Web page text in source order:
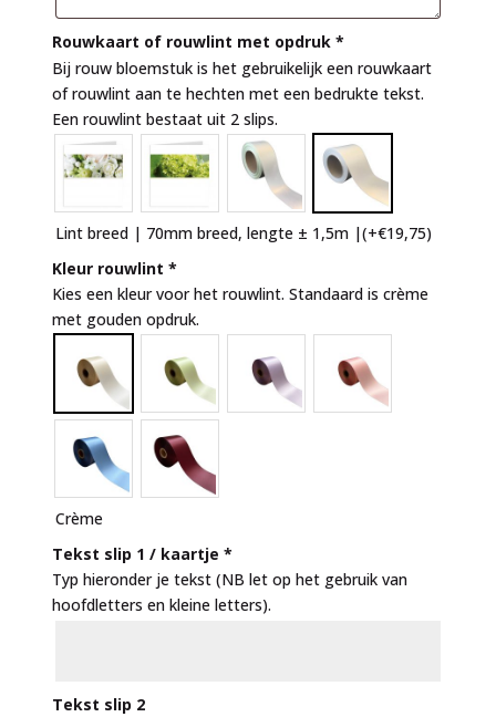
Rouwkaart of rouwlint met opdruk *
Bij rouw bloemstuk is het gebruikelijk een rouwkaart
of rouwlint aan te hechten met een bedrukte tekst.
Een rouwlint bestaat uit 2 slips.
Lint breed | 70mm breed, lengte ± 1,5m |(+€19,75)
Kleur rouwlint *
Kies een kleur voor het rouwlint. Standaard is crème
met gouden opdruk.
Crème
Tekst slip 1 / kaartje *
Typ hieronder je tekst (NB let op het gebruik van
hoofdletters en kleine letters).
Tekst slip 2